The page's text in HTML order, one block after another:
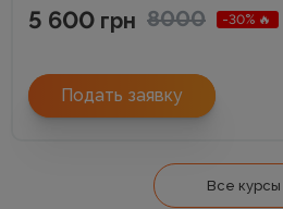
5 600 грн 8000 -30% 🔥
Подать заявку
Все курсы